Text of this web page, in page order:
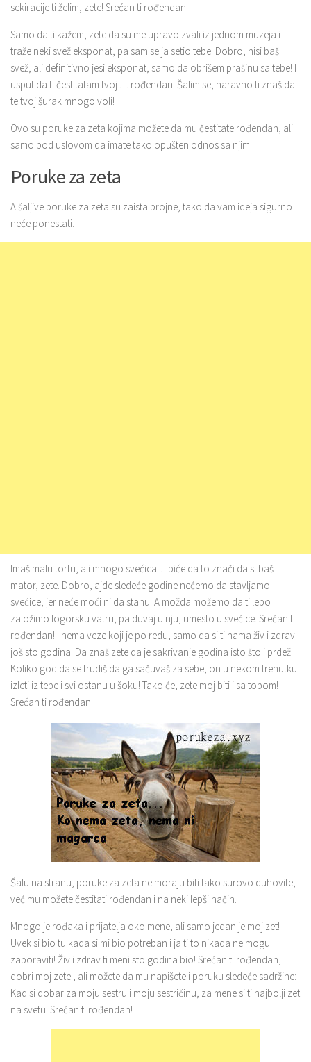
sekiracije ti želim, zete! Srećan ti rođendan!
Samo da ti kažem, zete da su me upravo zvali iz jednom muzeja i
traže neki svež eksponat, pa sam se ja setio tebe. Dobro, nisi baš
svež, ali definitivno jesi eksponat, samo da obrišem prašinu sa tebe! I
usput da ti čestitatam tvoj … rođendan! Šalim se, naravno ti znaš da
te tvoj šurak mnogo voli!
Ovo su poruke za zeta kojima možete da mu čestitate rođendan, ali
samo pod uslovom da imate tako opušten odnos sa njim.
Poruke za zeta
A šaljive poruke za zeta su zaista brojne, tako da vam ideja sigurno
neće ponestati.
Imaš malu tortu, ali mnogo svećica… biće da to znači da si baš
mator, zete. Dobro, ajde sledeće godine nećemo da stavljamo
svećice, jer neće moći ni da stanu. A možda možemo da ti lepo
založimo logorsku vatru, pa duvaj u nju, umesto u svećice. Srećan ti
rođendan! I nema veze koji je po redu, samo da si ti nama živ i zdrav
još sto godina! Da znaš zete da je sakrivanje godina isto što i prdež!
Koliko god da se trudiš da ga sačuvaš za sebe, on u nekom trenutku
izleti iz tebe i svi ostanu u šoku! Tako će, zete moj biti i sa tobom!
Srećan ti rođendan!
Šalu na stranu, poruke za zeta ne moraju biti tako surovo duhovite,
već mu možete čestitati rođendan i na neki lepši način.
Mnogo je rođaka i prijatelja oko mene, ali samo jedan je moj zet!
Uvek si bio tu kada si mi bio potreban i ja ti to nikada ne mogu
zaboraviti! Živ i zdrav ti meni sto godina bio! Srećan ti rođendan,
dobri moj zete!, ali možete da mu napišete i poruku sledeće sadržine:
Kad si dobar za moju sestru i moju sestričinu, za mene si ti najbolji zet
na svetu! Srećan ti rođendan!